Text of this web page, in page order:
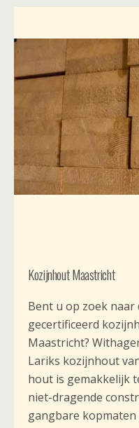
Kozijnhout Maastricht
Bent u op zoek
gecertificeerd
Maastricht?
Lariks kozijnhout
hout is gemakkelijk
niet-dragende
gangbare